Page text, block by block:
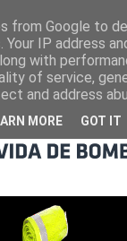
from Google to
IP address
with
of service,
and address
MORE GOT IT